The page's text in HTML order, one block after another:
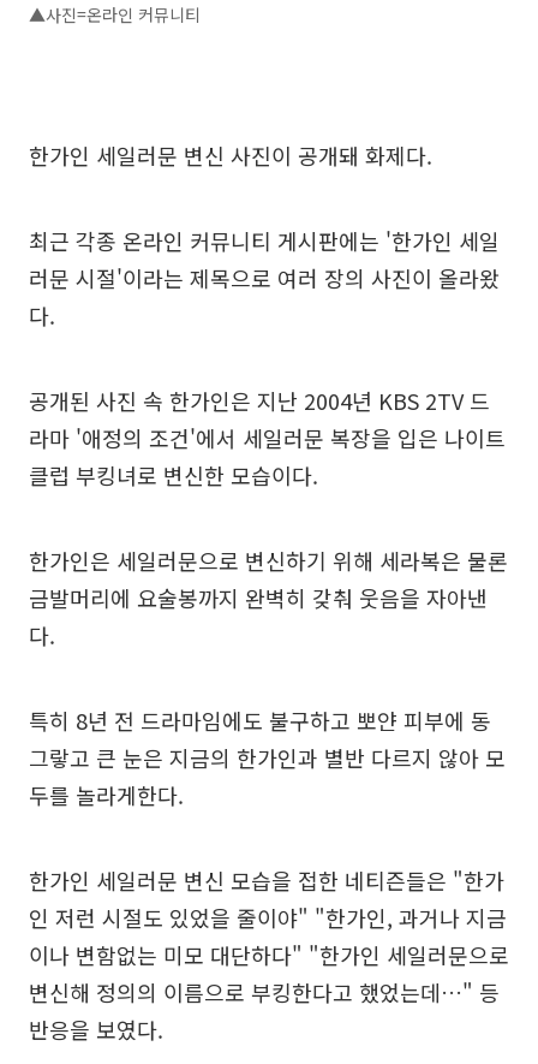
▲사진=온라인 커뮤니티
한가인 세일러문 변신 사진이 공개돼 화제다.
최근 각종 온라인 커뮤니티 게시판에는 '한가인 세일
러문 시절'이라는 제목으로 여러 장의 사진이 올라왔
다.
공개된 사진 속 한가인은 지난 2004년 KBS 2TV 드
라마 '애정의 조건'에서 세일러문 복장을 입은 나이트
클럽 부킹녀로 변신한 모습이다.
한가인은 세일러문으로 변신하기 위해 세라복은 물론
금발머리에 요술봉까지 완벽히 갖춰 웃음을 자아낸
다.
특히 8년 전 드라마임에도 불구하고 뽀얀 피부에 동
그랗고 큰 눈은 지금의 한가인과 별반 다르지 않아 모
두를 놀라게한다.
한가인 세일러문 변신 모습을 접한 네티즌들은 "한가
인 저런 시절도 있었을 줄이야" "한가인, 과거나 지금
이나 변함없는 미모 대단하다" "한가인 세일러문으로
변신해 정의의 이름으로 부킹한다고 했었는데…" 등
반응을 보였다.